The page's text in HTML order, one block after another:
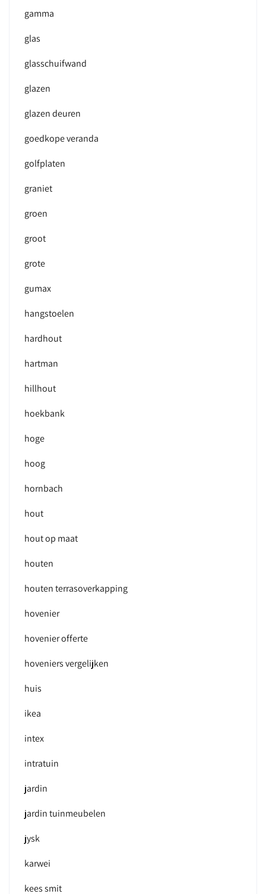
gamma
glas
glasschuifwand
glazen
glazen deuren
goedkope veranda
golfplaten
graniet
groen
groot
grote
gumax
hangstoelen
hardhout
hartman
hillhout
hoekbank
hoge
hoog
hornbach
hout
hout op maat
houten
houten terrasoverkapping
hovenier
hovenier offerte
hoveniers vergelijken
huis
ikea
intex
intratuin
jardin
jardin tuinmeubelen
jysk
karwei
kees smit